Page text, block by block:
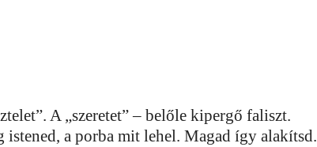
A „szeretet” – belőle kipergő faliszt.
istened, a porba mit lehel. Magad így alakítsd.